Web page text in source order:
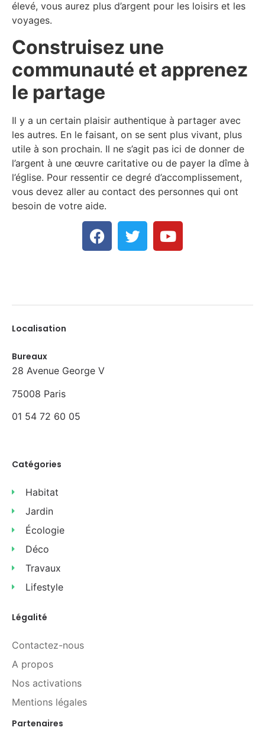
élevé, vous aurez plus d’argent pour les loisirs et les
voyages.
Construisez une
communauté et apprenez
le partage
Il y a un certain plaisir authentique à partager avec
les autres. En le faisant, on se sent plus vivant, plus
utile à son prochain. Il ne s’agit pas ici de donner de
l’argent à une œuvre caritative ou de payer la dîme à
l’église. Pour ressentir ce degré d’accomplissement,
vous devez aller au contact des personnes qui ont
besoin de votre aide.
Localisation
Bureaux
28 Avenue George V
75008 Paris
01 54 72 60 05
Catégories
Habitat
Jardin
Écologie
Déco
Travaux
Lifestyle
Légalité
Contactez-nous
A propos
Nos activations
Mentions légales
Partenaires